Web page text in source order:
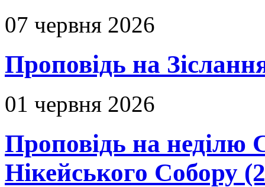
07 червня 2026
Проповідь на
01 червня 2026
Проповідь на неділю
Нікейського Собору